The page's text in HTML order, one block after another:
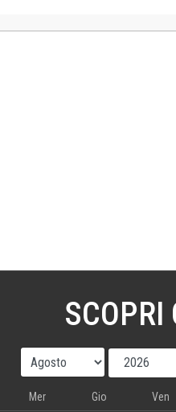
SCOPRI
Anno
Mer Gio Ven